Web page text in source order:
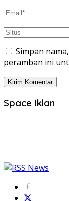
Simpan
peramban ini
Space Iklan